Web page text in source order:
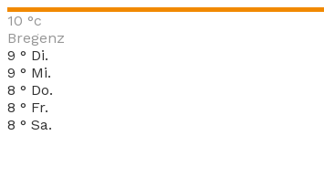
10 °c
Bregenz
9 ° Di.
9 ° Mi.
8 ° Do.
8 ° Fr.
8 ° Sa.